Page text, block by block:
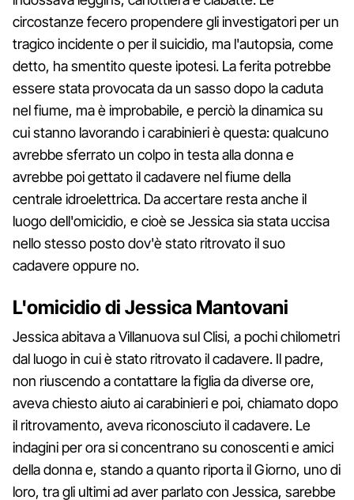
circostanze fecero propendere gli investigatori per un
tragico incidente o per il suicidio, ma l'autopsia, come
detto, ha smentito queste ipotesi. La ferita potrebbe
essere stata provocata da un sasso dopo la caduta
nel fiume, ma è improbabile, e perciò la dinamica su
cui stanno lavorando i carabinieri è questa: qualcuno
avrebbe sferrato un colpo in testa alla donna e
avrebbe poi gettato il cadavere nel fiume della
centrale idroelettrica. Da accertare resta anche il
luogo dell'omicidio, e cioè se Jessica sia stata uccisa
nello stesso posto dov'è stato ritrovato il suo
cadavere oppure no.
L'omicidio di Jessica Mantovani
Jessica abitava a Villanuova sul Clisi, a pochi chilometri
dal luogo in cui è stato ritrovato il cadavere. Il padre,
non riuscendo a contattare la figlia da diverse ore,
aveva chiesto aiuto ai carabinieri e poi, chiamato dopo
il ritrovamento, aveva riconosciuto il cadavere. Le
indagini per ora si concentrano su conoscenti e amici
della donna e, stando a quanto riporta il Giorno, uno di
loro, tra gli ultimi ad aver parlato con Jessica, sarebbe